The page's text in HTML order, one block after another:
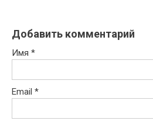
Добавить комментарий
Имя *
Email *